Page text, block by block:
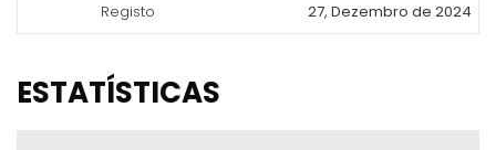
Registo
27, Dezembro de 2024
ESTATÍSTICAS